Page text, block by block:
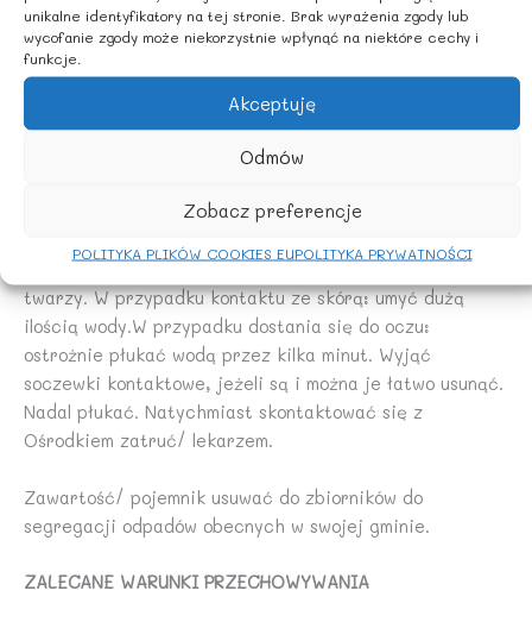
unikalne identyfikatory na tej stronie. Brak wyrażenia zgody lub
wycofanie zgody może niekorzystnie wpłynąć na niektóre cechy i
funkcje.
Akceptuję
Odmów
Zobacz preferencje
POLITYKA PLIKÓW COOKIES EUPOLITYKA PRYWATNOŚCI
UWAGI
Działa drażniąco na skórę. Powoduje poważne
uszkodzenie oczu. W razie konieczności i zasięgnięcia
porady lekarza należy pokazać pojemnik lub etykietę.
Dokładnie umyć ręce po użyciu. Stosować rękawice
twarzy. W przypadku kontaktu ze skórą: umyć dużą
ilością wody.W przypadku dostania się do oczu:
ostrożnie płukać wodą przez kilka minut. Wyjąć
soczewki kontaktowe, jeżeli są i można je łatwo usunąć.
Nadal płukać. Natychmiast skontaktować się z
Ośrodkiem zatruć/ lekarzem.
Zawartość/ pojemnik usuwać do zbiorników do
segregacji odpadów obecnych w swojej gminie.
ZALECANE WARUNKI PRZECHOWYWANIA